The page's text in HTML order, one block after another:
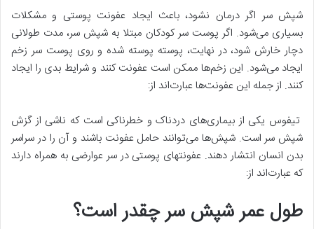
شپش سر اگر درمان نشود، باعث ایجاد عفونت پوستی و مشکلات
بسیاری می‌­شود. اگر پوست سر کودکان مبتلا به شپش سر، مدت طولانی
دچار خارش شود، در نهایت، پوسته پوسته شده و روی پوست سر زخم
ایجاد می‌­شود. این زخم­‌ها ممکن است عفونت کنند و شرایط بدی را ایجاد
کنند. از جمله این عفونت‌ها عبارت‌اند از:
تیفوس یکی از بیماری­‌های دردناک و خطرناکی است که ناشی از گزش
شپش سر است. شپش­‌ها می‌­توانند حامل عفونت باشند و آن را در سراسر
بدن انسان انتشار دهند. عفونت­های پوستی در سر عوارضی به همراه دارند
که عبارت‌اند از:
طول عمر شپش سر چقدر است؟